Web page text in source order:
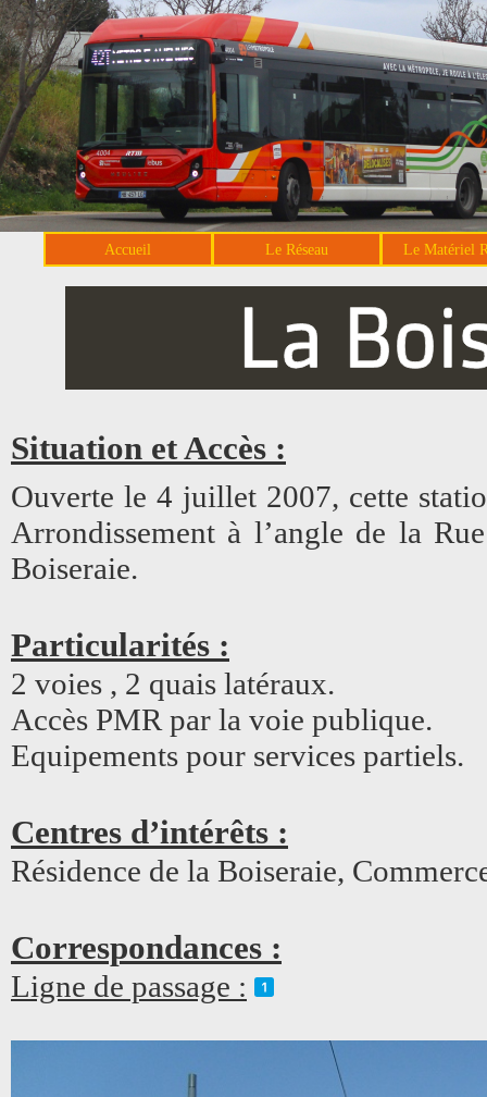
Accueil Le Réseau Le Matériel
Situation et Accès :
Ouverte le 4 juillet 2007, cette
Arrondissement à l’angle de la
Boiseraie.
Particularités :
2 voies , 2 quais latéraux.
Accès PMR par la voie publique.
Equipements pour services partiels.
Centres d’intérêts :
Résidence de la Boiseraie,
Correspondances :
Ligne de passage :